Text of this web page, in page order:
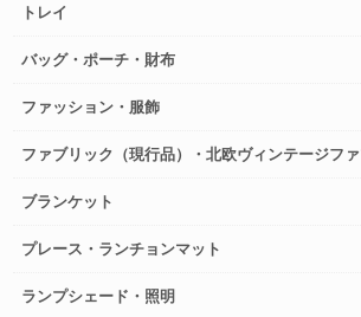
トレイ
バッグ・ポーチ・財布
ファッション・服飾
ファブリック（現行品）・北欧ヴィンテージフ
ブランケット
プレース・ランチョンマット
ランプシェード・照明